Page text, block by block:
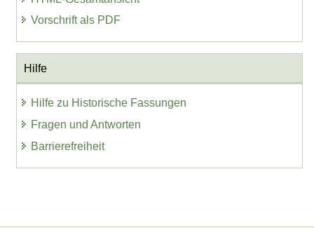
Vorschrift als PDF
Hilfe
Hilfe zu Historische Fassungen
Fragen und Antworten
Barrierefreiheit